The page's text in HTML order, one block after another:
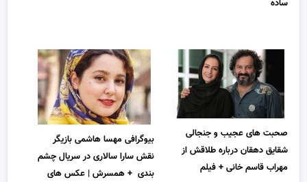
ساده
صحبت های عجیب و جنجالی
شقایق دهقان درباره طلاقش از
مهراب قاسم خانی + فیلم
بیوگرافی مهسا هاشمی بازیگر
نقش سارا سالاری در سریال چشم
بندی + همسرش | عکس های